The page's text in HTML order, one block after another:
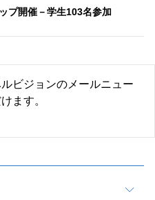
プ開催－学生103名参加
ビジョンのメールニュー
ます。